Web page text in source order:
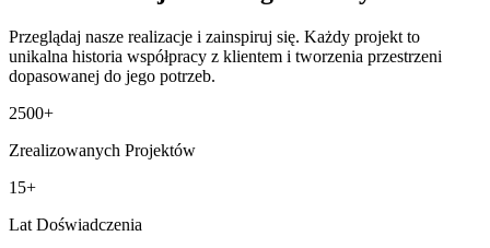
Przeglądaj nasze realizacje i zainspiruj się. Każdy projekt to
unikalna historia współpracy z klientem i tworzenia przestrzeni
dopasowanej do jego potrzeb.
2500+
Zrealizowanych Projektów
15+
Lat Doświadczenia